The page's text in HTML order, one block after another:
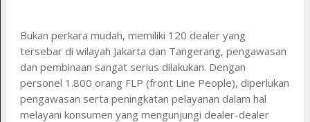
Bukan perkara mudah, memiliki 120 dealer yang
tersebar di wilayah Jakarta dan Tangerang, pengawasan
dan pembinaan sangat serius dilakukan. Dengan
personel 1.800 orang FLP (front Line People), diperlukan
pengawasan serta peningkatan pelayanan dalam hal
melayani konsumen yang mengunjungi dealer-dealer